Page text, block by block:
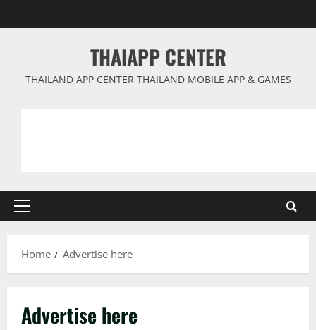
to
THAIAPP CENTER
THAILAND APP CENTER THAILAND MOBILE APP & GAMES
Primary
Home
Advertise here
Advertise here